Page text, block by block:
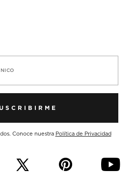
Conoce nuestra Política de Privacidad
p y